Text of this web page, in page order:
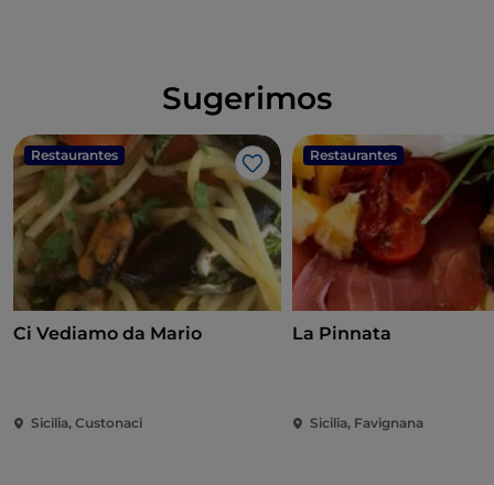
Sugerimos
Restaurantes
Gosto
Ci Vediamo da Mario
Sicilia, Custonaci
Restaurantes
La Pinnata
Sicilia, Favignana